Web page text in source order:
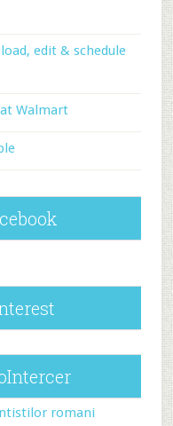
edit & schedule
Walmart
romani